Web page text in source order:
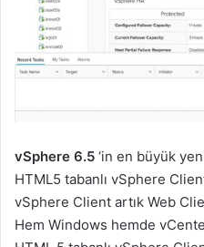
vSphere 6.5 ‘in en büyük
HTML5 tabanlı vSphere
vSphere Client artık Web
Hem Windows hemde